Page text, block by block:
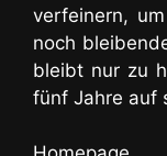
verfeinern,
noch
bleibt nur zu
fünf Jahre auf